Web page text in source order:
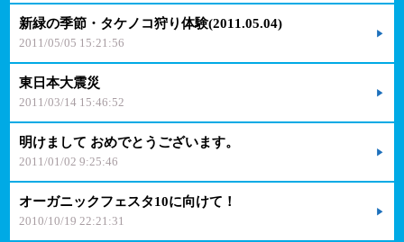
新緑の季節・タケノコ狩り体験(2011.05.04)
2011/05/05 15:21:56
東日本大震災
2011/03/14 15:46:52
明けまして おめでとうございます。
2011/01/02 9:25:46
オーガニックフェスタ10に向けて！
2010/10/19 22:21:31